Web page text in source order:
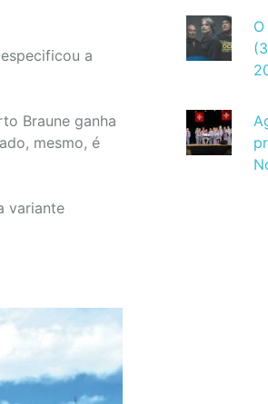
a
Braune ganha
mesmo, é
variante